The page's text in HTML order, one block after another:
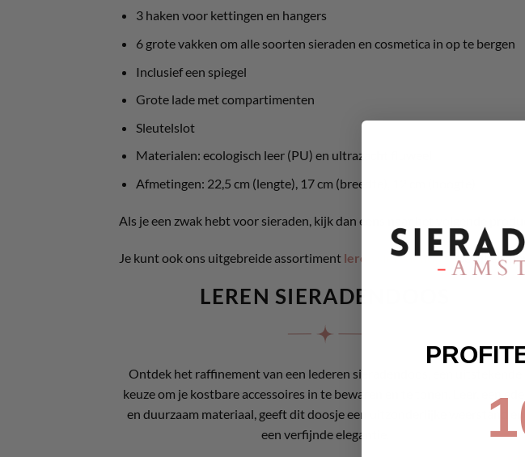
3 haken voor kettingen en hangers
6 grote vakken om alle soorten sieraden en cosmetica in op te bergen
Inclusief een spiegel
Grote lade met compartimenten
Sleutelslot
Materialen: ecologisch leer (PU) en ultrazacht fluweel
Afmetingen: 22,5 cm (lengte), 17 cm (breedte), 12 cm (hoogte)
Als je een zwak hebt voor sieraden, kijk dan eens naar het volgende
Je kunt ook ons uitgebreide assortiment leren sieradendoosbekijken,
LEREN SIERADENDOOS
Ontdek het raffinement van een lederen sieradendoos, een uitstekende
keuze om je kostbare accessoires in te bewaren en te tonen. Leer, een edel
en duurzaam materiaal, geeft dit doosje een uitzonderlijke weerstand en
een verfijnde elegantie.